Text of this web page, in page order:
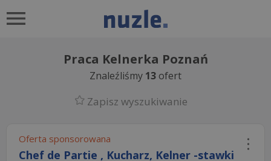
Praca Kelnerka Poznań
Znaleźliśmy 13 ofert
Zapisz wyszukiwanie
Oferta sponsorowana
Chef de Partie , Kucharz, Kelner -stawki